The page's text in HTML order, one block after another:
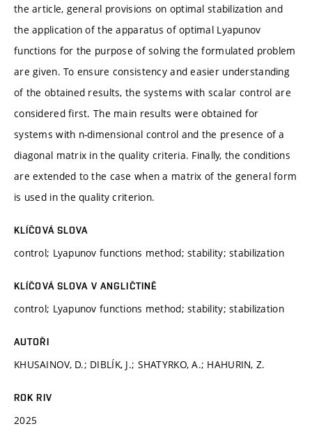
the article, general provisions on optimal stabilization and
the application of the apparatus of optimal Lyapunov
functions for the purpose of solving the formulated problem
are given. To ensure consistency and easier understanding
of the obtained results, the systems with scalar control are
considered first. The main results were obtained for
systems with n-dimensional control and the presence of a
diagonal matrix in the quality criteria. Finally, the conditions
are extended to the case when a matrix of the general form
is used in the quality criterion.
KLÍČOVÁ SLOVA
control; Lyapunov functions method; stability; stabilization
KLÍČOVÁ SLOVA V ANGLIČTINĚ
control; Lyapunov functions method; stability; stabilization
AUTOŘI
KHUSAINOV, D.; DIBLÍK, J.; SHATYRKO, A.; HAHURIN, Z.
ROK RIV
2025